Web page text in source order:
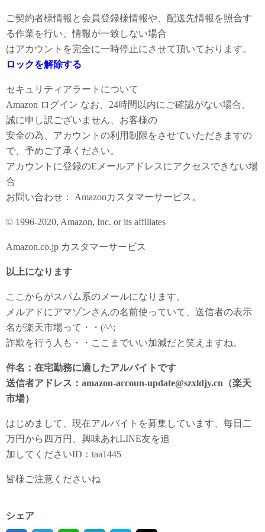
ご契約者様情報と会員登録様情報や、配送先情報を照合す
る作業を行い、情報が一致しない場合
はアカウントを完全に一時停止にさせて頂いております。
ロックを解除する
セキュリティアラートについて
Аmazon ログイン なお、24時間以内にご確認がない場合、
誠に申し訳ございません、お客様の
安全の為、アカウントの利用制限をさせていただきますの
で、予めご了承ください。
アカウントに登録のEメールアドレスにアクセスできない場
合
お問い合わせ： Amazonカスタマーサービス。
© 1996-2020, Amazon, Inc. or its affiliates
Amazon.co.jp カスタマーサービス
以上になります
ここからがスパム系のメールになります。
メルアドにアマゾンさんの名前使っていて、送信者の表示
名が楽天市場って・・(^^;
詐欺を行う人も・・ここまでいい加減だと笑えますね。
件名：在宅勤務に適したアルバイトです
送信者アドレス：amazon-accoun-update@szxldjy.cn（楽天
市場）
はじめまして、現在アルバイトを募集しています、毎日二
万円から四万円、興味あれLINE友を追
加してくださいID：taa1445
皆様ご注意くださいね
シェア